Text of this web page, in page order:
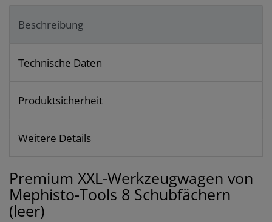
Beschreibung
Technische Daten
Produktsicherheit
Weitere Details
Premium XXL-Werkzeugwagen von
Mephisto-Tools 8 Schubfächern
(leer)